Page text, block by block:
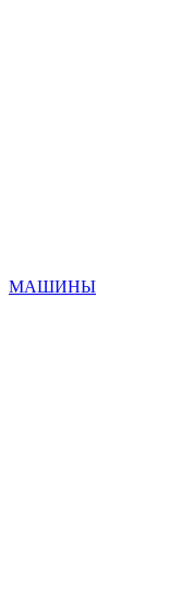
МАШИНЫ